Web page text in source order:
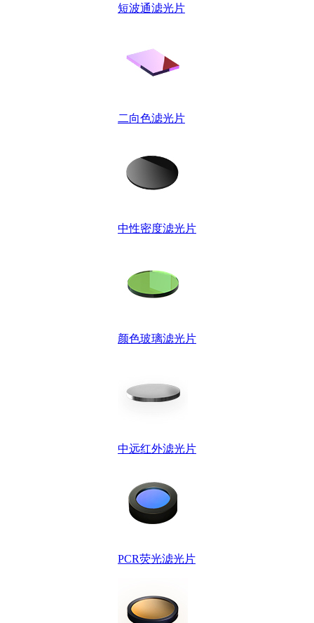
短波通滤光片
二向色滤光片
中性密度滤光片
颜色玻璃滤光片
中远红外滤光片
PCR荧光滤光片